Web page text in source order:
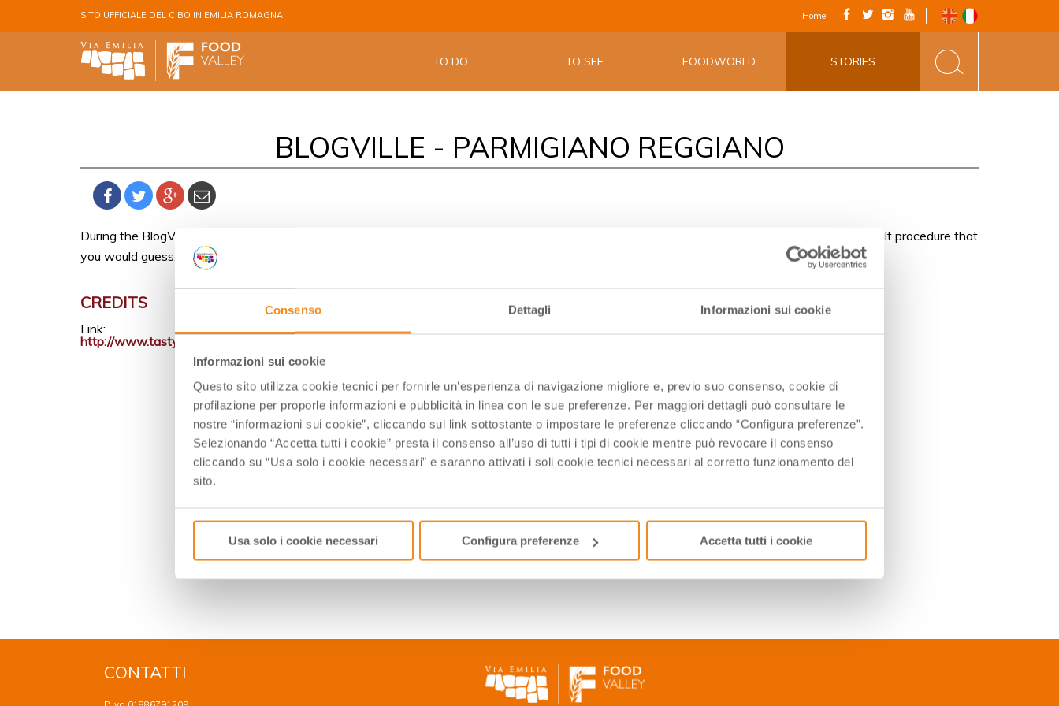
Consenso Dettagli Informazioni sui cookie
Informazioni sui cookie
Questo sito utilizza cookie tecnici per fornirle un’esperienza di navigazione migliore e, previo suo consenso, cookie di
profilazione per proporle informazioni e pubblicità in linea con le sue preferenze. Per maggiori dettagli può consultare le
nostre “informazioni sui cookie”, cliccando sul link sottostante o impostare le preferenze cliccando “Configura preferenze”.
Selezionando “Accetta tutti i cookie” presta il consenso all’uso di tutti i tipi di cookie mentre può revocare il consenso
cliccando su “Usa solo i cookie necessari” e saranno attivati i soli cookie tecnici necessari al corretto funzionamento del
sito.
Usa solo i cookie necessari Configura preferenze Accetta tutti i cookie
SITO UFFICIALE DEL CIBO IN EMILIA ROMAGNA Home
TO DO TO SEE FOODWORLD STORIES
BLOGVILLE - PARMIGIANO REGGIANO
During the BlogVille journey we visited a parmigiano reggiano factory Caseificio Scalabrini and learned how the cheese is made. It is more difficult procedure that
you would guess. Read more about the procedure from
CREDITS
Link:
http://www.tastylivinghelsinki.com/blog/2015/10/15/blogville-parmigiano-reggiano
CONTATTI